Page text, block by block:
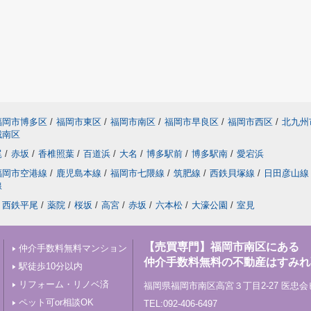
岡市博多区 / 福岡市東区 / 福岡市南区 / 福岡市早良区 / 福岡市西区 / 北九州
南区
/ 赤坂 / 香椎照葉 / 百道浜 / 大名 / 博多駅前 / 博多駅南 / 愛宕浜
岡市空港線 / 鹿児島本線 / 福岡市七隈線 / 筑肥線 / 西鉄貝塚線 / 日田彦山線
西鉄平尾 / 薬院 / 桜坂 / 高宮 / 赤坂 / 六本松 / 大濠公園 / 室見
仲介手数料無料マンション
駅徒歩10分以内
リフォーム・リノベ済
ペット可or相談OK
【売買専門】福岡市南区にある
仲介手数料無料の不動産はすみ
福岡県福岡市南区高宮３丁目2-27 医忠会
TEL:092-406-6497